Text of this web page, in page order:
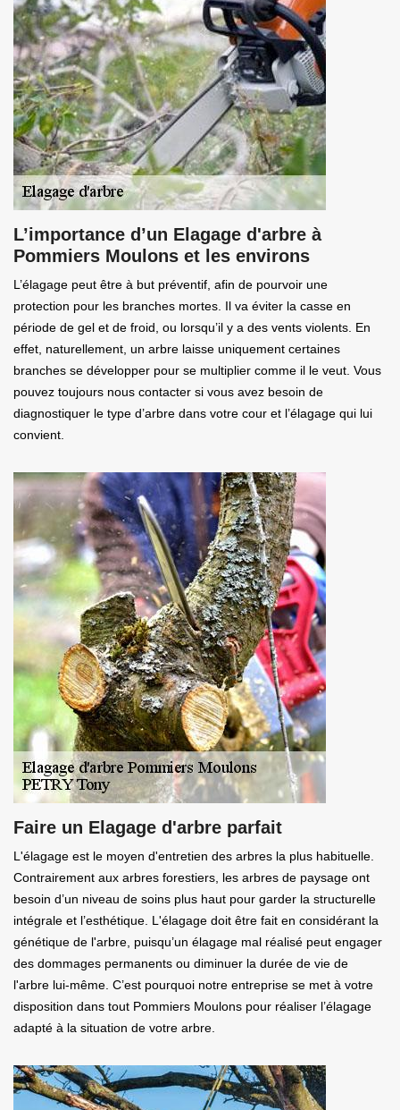
L’importance d’un Elagage d'arbre à
Pommiers Moulons et les environs
L’élagage peut être à but préventif, afin de pourvoir une
protection pour les branches mortes. Il va éviter la casse en
période de gel et de froid, ou lorsqu’il y a des vents violents. En
effet, naturellement, un arbre laisse uniquement certaines
branches se développer pour se multiplier comme il le veut. Vous
pouvez toujours nous contacter si vous avez besoin de
diagnostiquer le type d’arbre dans votre cour et l’élagage qui lui
convient.
Faire un Elagage d'arbre parfait
L'élagage est le moyen d'entretien des arbres la plus habituelle.
Contrairement aux arbres forestiers, les arbres de paysage ont
besoin d’un niveau de soins plus haut pour garder la structurelle
intégrale et l’esthétique. L'élagage doit être fait en considérant la
génétique de l'arbre, puisqu’un élagage mal réalisé peut engager
des dommages permanents ou diminuer la durée de vie de
l'arbre lui-même. C’est pourquoi notre entreprise se met à votre
disposition dans tout Pommiers Moulons pour réaliser l’élagage
adapté à la situation de votre arbre.